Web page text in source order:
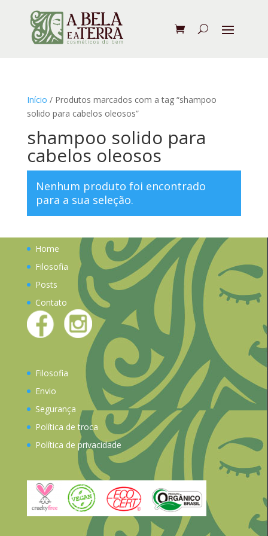
Início / Produtos marcados com a tag “shampoo
solido para cabelos oleosos”
shampoo solido para
cabelos oleosos
Nenhum produto foi encontrado
para a sua seleção.
Home
Filosofia
Posts
Contato
Filosofia
Envio
Segurança
Política de troca
Política de privacidade